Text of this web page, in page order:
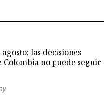
las decisiones
Colombia no puede seguir